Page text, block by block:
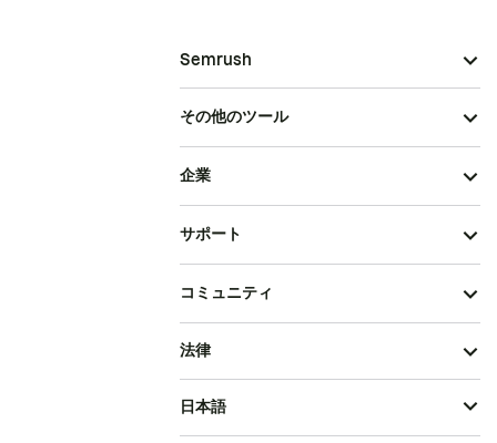
Semrush
その他のツール
企業
サポート
コミュニティ
法律
日本語